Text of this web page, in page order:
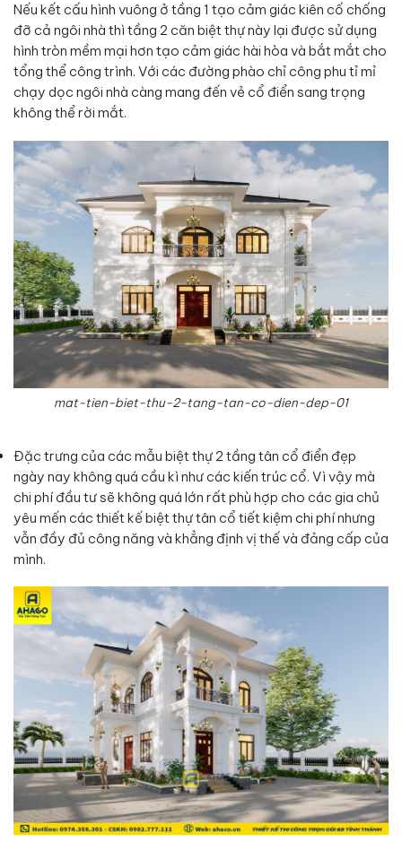
Nếu kết cấu hình vuông ở tầng 1 tạo cảm giác kiên cố chống
đỡ cả ngôi nhà thì tầng 2 căn biệt thự này lại được sử dụng
hình tròn mềm mại hơn tạo cảm giác hài hòa và bắt mắt cho
tổng thể công trình. Với các đường phào chỉ công phu tỉ mỉ
chạy dọc ngôi nhà càng mang đến vẻ cổ điển sang trọng
không thể rời mắt.
mat-tien-biet-thu-2-tang-tan-co-dien-dep-01
Đặc trưng của các mẫu biệt thự 2 tầng tân cổ điển đẹp
ngày nay không quá cầu kì như các kiến trúc cổ. Vì vậy mà
chi phí đầu tư sẽ không quá lớn rất phù hợp cho các gia chủ
yêu mến các thiết kế biệt thự tân cổ tiết kiệm chi phí nhưng
vẫn đầy đủ công năng và khẳng định vị thế và đảng cấp của
mình.